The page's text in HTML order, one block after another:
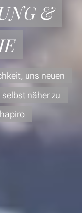
&
uns neuen
näher zu